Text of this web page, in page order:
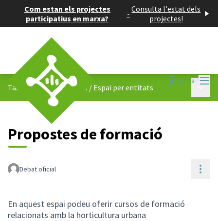
Com estan els projectes
participatius en marxa?
- Consulta l'estat dels
projectes!
Entra
Taula dels Horts Urbans / Espai per entitats
Propostes de formació
Debat oficial
En aquest espai podeu oferir cursos de formació
relacionats amb la horticultura urbana